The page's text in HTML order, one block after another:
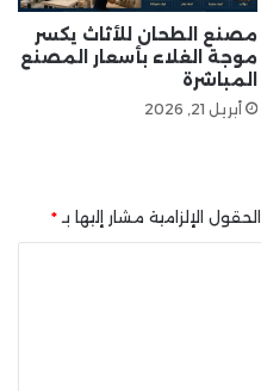
مصنع الطحان للأثاث يكسر
موجة الغلاء بأسعار المصنع
المباشرة
أبريل 21, 2026
الحقول الإلزامية مشار إليها بـ *